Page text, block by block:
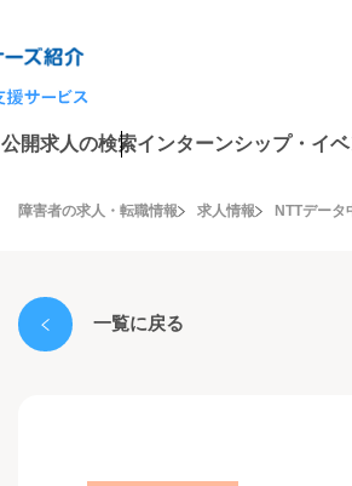
公開求人の検索インターンシップ・イ
障害者の求人・転職情報 求人情報 NTTデータ
一覧に戻る